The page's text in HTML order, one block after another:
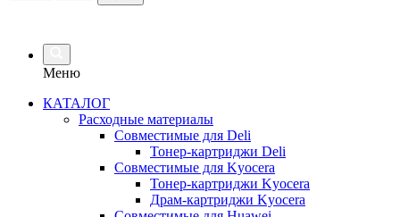
Меню
КАТАЛОГ
Расходные материалы
Совместимые для Deli
Тонер-картриджи Deli
Совместимые для Kyocera
Тонер-картриджи Kyocera
Драм-картриджи Kyocera